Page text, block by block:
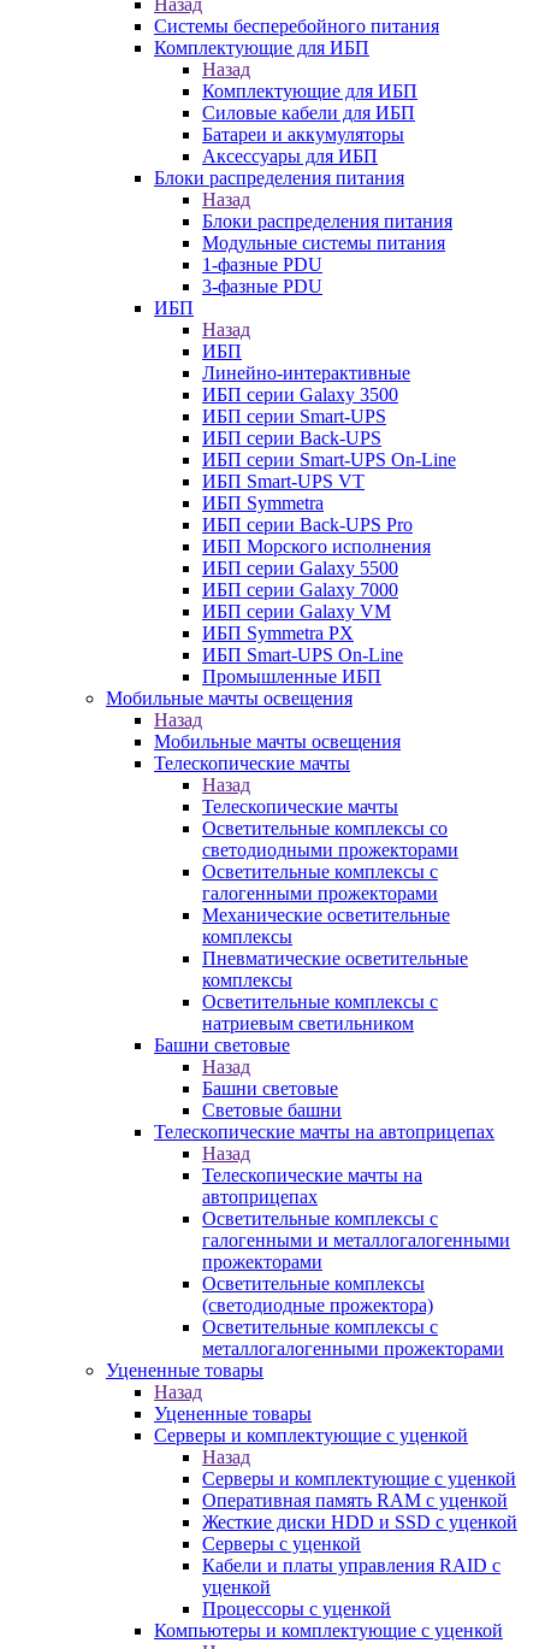
Назад
Системы бесперебойного питания
Комплектующие для ИБП
Назад
Комплектующие для ИБП
Силовые кабели для ИБП
Батареи и аккумуляторы
Аксессуары для ИБП
Блоки распределения питания
Назад
Блоки распределения питания
Модульные системы питания
1-фазные PDU
3-фазные PDU
ИБП
Назад
ИБП
Линейно-интерактивные
ИБП серии Galaxy 3500
ИБП серии Smart-UPS
ИБП серии Back-UPS
ИБП серии Smart-UPS On-Line
ИБП Smart-UPS VT
ИБП Symmetra
ИБП серии Back-UPS Pro
ИБП Морского исполнения
ИБП серии Galaxy 5500
ИБП серии Galaxy 7000
ИБП серии Galaxy VM
ИБП Symmetra PX
ИБП Smart-UPS On-Line
Промышленные ИБП
Мобильные мачты освещения
Назад
Мобильные мачты освещения
Телескопические мачты
Назад
Телескопические мачты
Осветительные комплексы со
светодиодными прожекторами
Осветительные комплексы с
галогенными прожекторами
Механические осветительные
комплексы
Пневматические осветительные
комплексы
Осветительные комплексы с
натриевым светильником
Башни световые
Назад
Башни световые
Световые башни
Телескопические мачты на автоприцепах
Назад
Телескопические мачты на
автоприцепах
Осветительные комплексы с
галогенными и металлогалогенными
прожекторами
Осветительные комплексы
(светодиодные прожектора)
Осветительные комплексы с
металлогалогенными прожекторами
Уцененные товары
Назад
Уцененные товары
Серверы и комплектующие с уценкой
Назад
Серверы и комплектующие с уценкой
Оперативная память RAM с уценкой
Жесткие диски HDD и SSD с уценкой
Серверы с уценкой
Кабели и платы управления RAID с
уценкой
Процессоры с уценкой
Компьютеры и комплектующие с уценкой